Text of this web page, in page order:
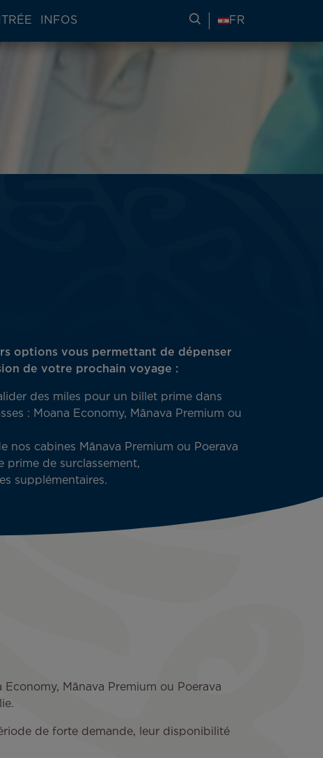
INFOS RECHERCHER DES
FR
options vous permettant de dépenser
de votre prochain voyage :
des miles pour un billet prime dans
: Moana Economy, Mānava Premium ou
nos cabines Mānava Premium ou Poerava
prime de surclassement​,
supplémentaires.
Mānava Premium ou Poerava
de forte demande, leur disponibilité